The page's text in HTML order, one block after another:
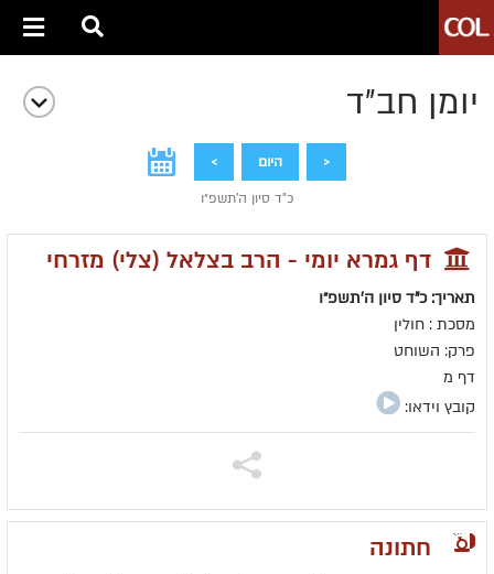
יומן חב״ד
< היום >
כ"ד סיון ה׳תשפ״ו
דף גמרא יומי - הרב בצלאל (צלי) מזרחי
תאריך: כ"ד סיון ה׳תשפ״ו
מסכת : חולין
פרק: השוחט
דף מ
קובץ וידאו:
חתונה